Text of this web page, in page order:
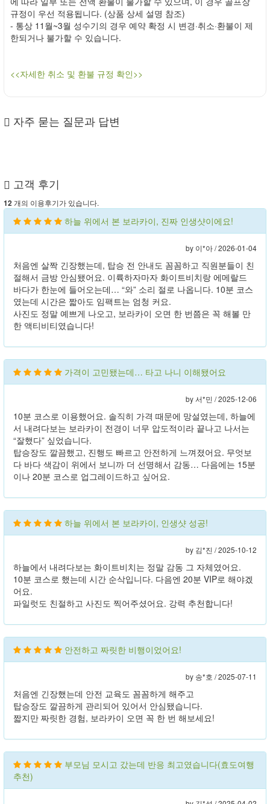
규정이 우선 적용됩니다. (상품 상세 설명 참조)
- 통상 11월~3월 성수기의 경우 예약 확정 시 변경·취소·환불이 제
한되거나 불가할 수 있습니다.
<<자세한 취소 및 환불 규정 확인>>
자주 묻는 질문과 답변
고객 후기
12 개의 이용후기가 있습니다.
하늘 위에서 본 보라카이, 진짜 인생샷이에요!
by 이*아 /2026-01-04
처음엔 살짝 긴장했는데, 탑승 전 안내도 꼼꼼하고 직원분들이 친
절해서 금방 안심됐어요. 이륙하자마자 화이트비치랑 에메랄드
바다가 한눈에 들어오는데… “와” 소리 절로 나옵니다. 10분 코스
였는데 시간은 짧아도 임팩트는 엄청 커요.
사진도 정말 예쁘게 나오고, 보라카이 오면 한 번쯤은 꼭 해볼 만
한 액티비티였습니다!
가격이 고민됐는데… 타고 나니 이해됐어요
by 서*민 /2025-12-06
10분 코스로 이용했어요. 솔직히 가격 때문에 망설였는데, 하늘에
서 내려다보는 보라카이 전경이 너무 압도적이라 끝나고 나서는
“잘했다” 싶었습니다.
탑승장도 깔끔했고, 진행도 빠르고 안전하게 느껴졌어요. 무엇보
다 바다 색감이 위에서 보니까 더 선명해서 감동… 다음에는 15분
이나 20분 코스로 업그레이드하고 싶어요.
하늘 위에서 본 보라카이, 인생샷 성공!
by 김*진 /2025-10-12
하늘에서 내려다보는 화이트비치는 정말 감동 그 자체였어요.
10분 코스로 했는데 시간 순삭입니다. 다음엔 20분 VIP로 해야겠
어요.
파일럿도 친절하고 사진도 찍어주셨어요. 강력 추천합니다!
안전하고 짜릿한 비행이었어요!
by 송*호 /2025-07-11
처음엔 긴장했는데 안전 교육도 꼼꼼하게 해주고
탑승장도 깔끔하게 관리되어 있어서 안심됐습니다.
짧지만 짜릿한 경험, 보라카이 오면 꼭 한 번 해보세요!
부모님 모시고 갔는데 반응 최고였습니다(효도여행
추천)